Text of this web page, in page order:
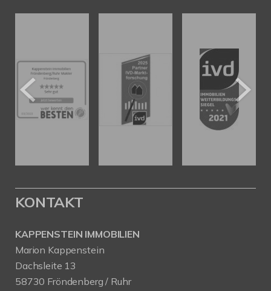
KONTAKT
KAPPENSTEIN IMMOBILIEN
Marion Kappenstein
Dachsleite 13
58730 Fröndenberg / Ruhr